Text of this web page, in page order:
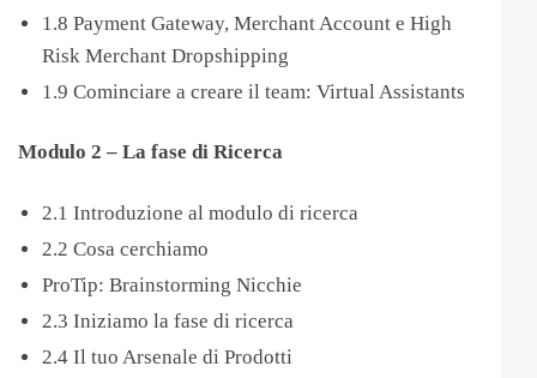
1.8 Payment Gateway, Merchant Account e High
Risk Merchant Dropshipping
1.9 Cominciare a creare il team: Virtual Assistants
Modulo 2 – La fase di Ricerca
2.1 Introduzione al modulo di ricerca
2.2 Cosa cerchiamo
ProTip: Brainstorming Nicchie
2.3 Iniziamo la fase di ricerca
2.4 Il tuo Arsenale di Prodotti